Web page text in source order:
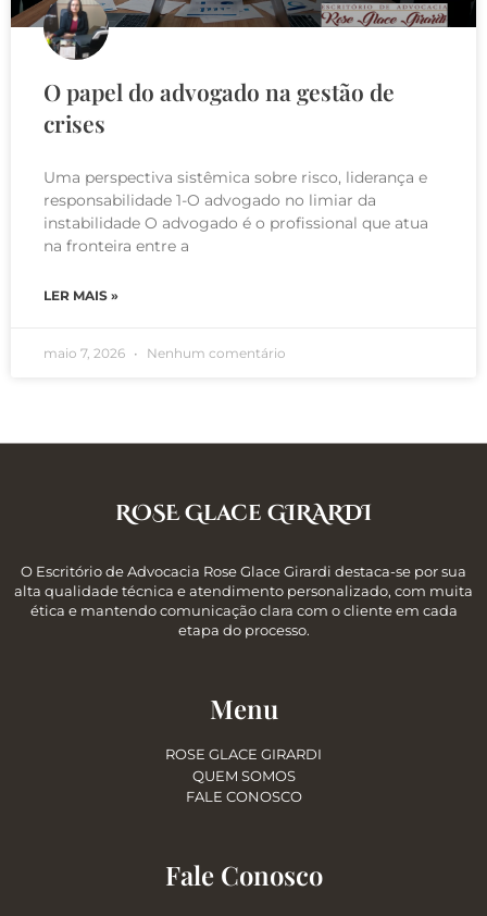
O papel do advogado na gestão de
crises
Uma perspectiva sistêmica sobre risco, liderança e
responsabilidade 1-O advogado no limiar da
instabilidade O advogado é o profissional que atua
na fronteira entre a
LER MAIS »
maio 7, 2026 Nenhum comentário
ROSE Glace GIRARDI
O Escritório de Advocacia Rose Glace Girardi destaca-se por sua
alta qualidade técnica e atendimento personalizado, com muita
ética e mantendo comunicação clara com o cliente em cada
etapa do processo.
Menu
ROSE GLACE GIRARDI
QUEM SOMOS
FALE CONOSCO
Fale Conosco